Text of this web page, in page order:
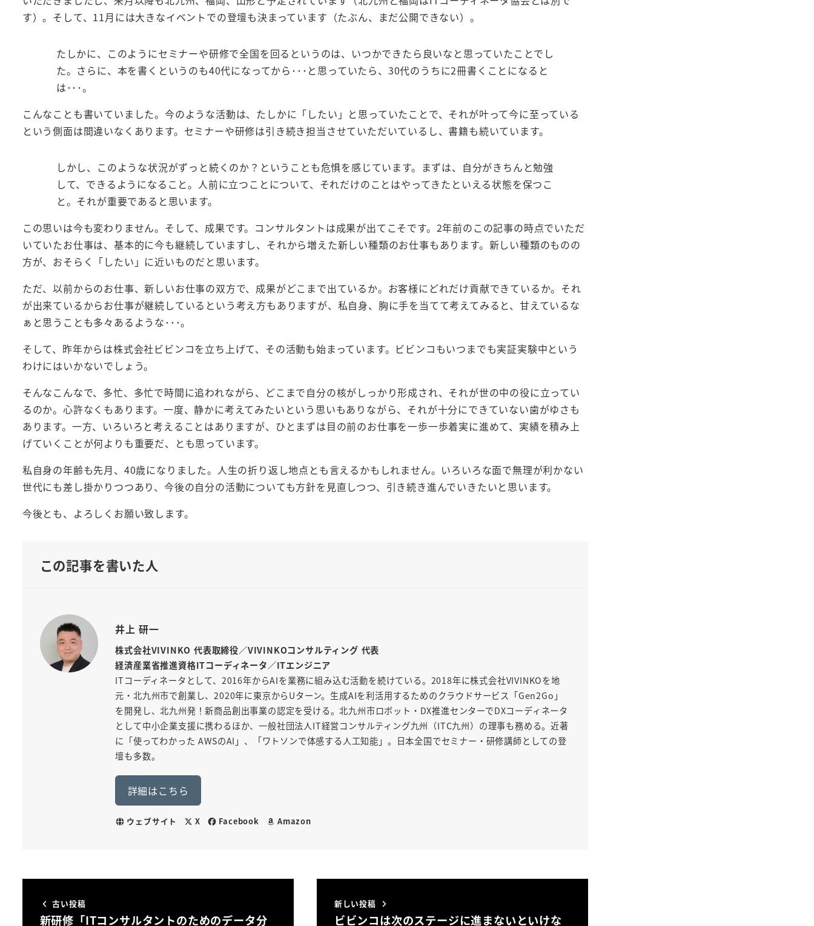
す）。そして、11月には大きなイベントでの登壇も決まっています（たぶん、まだ公開できない）。
たしかに、このようにセミナーや研修で全国を回るというのは、いつかできたら良いなと思っていたことでし
た。さらに、本を書くというのも40代になってから･･･と思っていたら、30代のうちに2冊書くことになると
は･･･。
こんなことも書いていました。今のような活動は、たしかに「したい」と思っていたことで、それが叶って今に至っている
という側面は間違いなくあります。セミナーや研修は引き続き担当させていただいているし、書籍も続いています。
しかし、このような状況がずっと続くのか？ということも危惧を感じています。まずは、自分がきちんと勉強
して、できるようになること。人前に立つことについて、それだけのことはやってきたといえる状態を保つこ
と。それが重要であると思います。
この思いは今も変わりません。そして、成果です。コンサルタントは成果が出てこそです。2年前のこの記事の時点でいただ
いていたお仕事は、基本的に今も継続していますし、それから増えた新しい種類のお仕事もあります。新しい種類のものの
方が、おそらく「したい」に近いものだと思います。
ただ、以前からのお仕事、新しいお仕事の双方で、成果がどこまで出ているか。お客様にどれだけ貢献できているか。それ
が出来ているからお仕事が継続しているという考え方もありますが、私自身、胸に手を当てて考えてみると、甘えているな
ぁと思うことも多々あるような･･･。
そして、昨年からは株式会社ビビンコを立ち上げて、その活動も始まっています。ビビンコもいつまでも実証実験中という
わけにはいかないでしょう。
そんなこんなで、多忙、多忙で時間に追われながら、どこまで自分の核がしっかり形成され、それが世の中の役に立ってい
るのか。心許なくもあります。一度、静かに考えてみたいという思いもありながら、それが十分にできていない歯がゆさも
あります。一方、いろいろと考えることはありますが、ひとまずは目の前のお仕事を一歩一歩着実に進めて、実績を積み上
げていくことが何よりも重要だ、とも思っています。
私自身の年齢も先月、40歳になりました。人生の折り返し地点とも言えるかもしれません。いろいろな面で無理が利かない
世代にも差し掛かりつつあり、今後の自分の活動についても方針を見直しつつ、引き続き進んでいきたいと思います。
今後とも、よろしくお願い致します。
この記事を書いた人
井上 研一
株式会社VIVINKO 代表取締役／VIVINKOコンサルティング 代表
経済産業省推進資格ITコーディネータ／ITエンジニア
ITコーディネータとして、2016年からAIを業務に組み込む活動を続けている。2018年に株式会社VIVINKOを地
元・北九州市で創業し、2020年に東京からUターン。生成AIを利活用するためのクラウドサービス「Gen2Go」
を開発し、北九州発！新商品創出事業の認定を受ける。北九州市ロボット・DX推進センターでDXコーディネータ
として中小企業支援に携わるほか、一般社団法人IT経営コンサルティング九州（ITC九州）の理事も務める。近著
に「使ってわかった AWSのAI」、「ワトソンで体感する人工知能」。日本全国でセミナー・研修講師としての登
壇も多数。
詳細はこちら
ウェブサイト X Facebook Amazon
古い投稿
新研修「ITコンサルタントのためのデータ分
新しい投稿
ビビンコは次のステージに進まないといけな